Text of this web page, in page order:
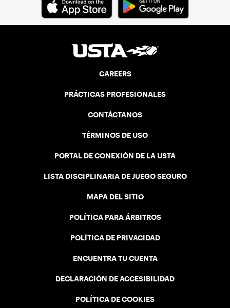
CAREERS
PRÁCTICAS PROFESIONALES
CONTÁCTANOS
TÉRMINOS DE USO
PORTAL DE CONEXIÓN DE LA USTA
LISTA DISCIPLINARIA DE JUEGO SEGURO
MAPA DEL SITIO
POLÍTICA PARA ÁRBITROS
POLÍTICA DE PRIVACIDAD
ENCUENTRA TU CUENTA
DECLARACIÓN DE ACCESIBILIDAD
POLÍTICA DE COOKIES